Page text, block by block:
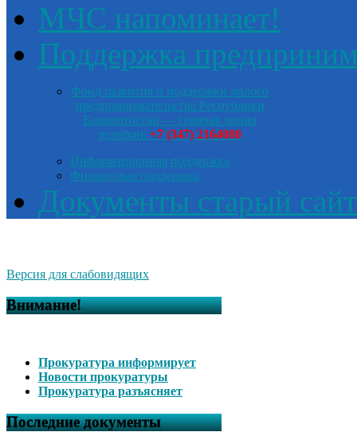
МЧС напоминает!
Поддержка
Фонд развития и поддержки малого
предпринимательства Республики
Башкортостан — горячая линия
телефон: +7 (347) 2164080
Информационная поддержка
Финансовая поддержка
Документы старый сайт
Версия для слабовидящих
Внимание!
Прокуратура информирует
Новости прокуратуры
Прокуратура разъясняет
Последние документы